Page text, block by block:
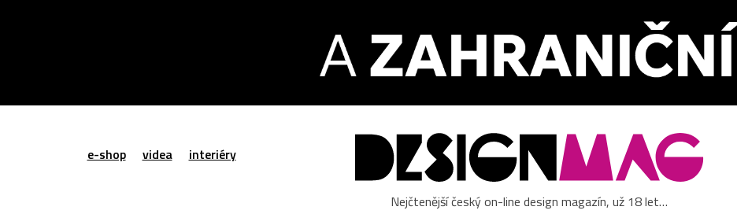
e-shop videa interiéry
Nejčtenější český on-line design magazín, už 18 let…